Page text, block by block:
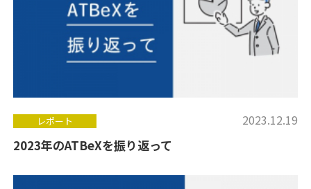
レポート 2023.12.19
2023年のATBeXを振り返って